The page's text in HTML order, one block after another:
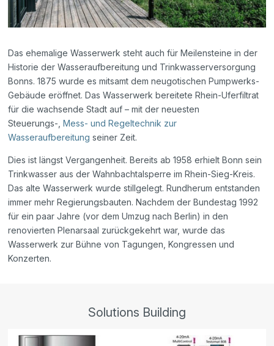
Das ehemalige Wasserwerk steht auch für Meilensteine in der
Historie der Wasseraufbereitung und Trinkwasserversorgung
Bonns. 1875 wurde es mitsamt dem neugotischen Pumpwerks-
Gebäude eröffnet. Das Wasserwerk bereitete Rhein-Uferfiltrat
für die wachsende Stadt auf – mit der neuesten
Steuerungs-,Mess- und Regeltechnik zur
Wasseraufbereitung seiner Zeit.
Dies ist längst Vergangenheit. Bereits ab 1958 erhielt Bonn sein
Trinkwasser aus der Wahnbachtalsperre im Rhein-Sieg-Kreis.
Das alte Wasserwerk wurde stillgelegt. Rundherum entstanden
immer mehr Regierungsbauten. Nachdem der Bundestag 1992
für ein paar Jahre (vor dem Umzug nach Berlin) in den
renovierten Plenarsaal zurückgekehrt war, wurde das
Wasserwerk zur Bühne von Tagungen, Kongressen und
Konzerten.
Solutions Building